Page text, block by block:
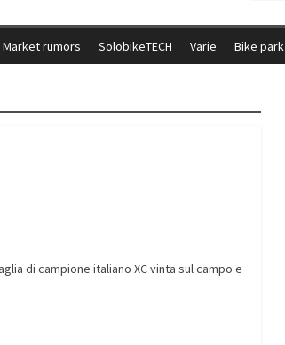
Market rumors SolobikeTECH Varie Bike park
di campione italiano XC vinta sul campo e